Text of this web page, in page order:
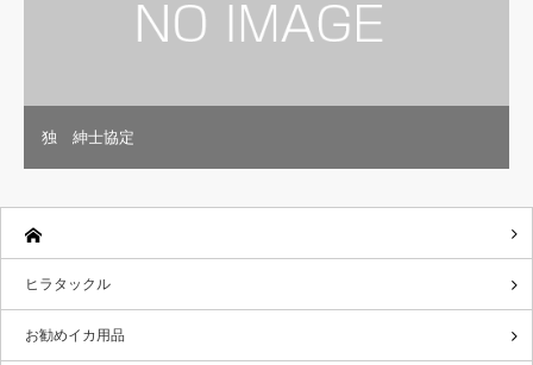
独 紳士協定
ヒラタックル
お勧めイカ用品